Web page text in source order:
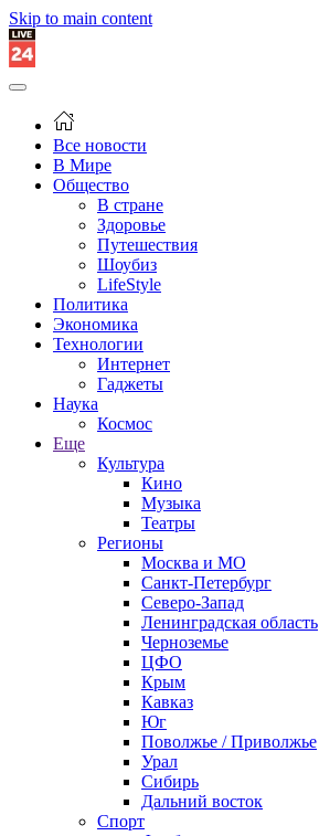
Skip to main content
Все новости
В Мире
Общество
В стране
Здоровье
Путешествия
Шоубиз
LifeStyle
Политика
Экономика
Технологии
Интернет
Гаджеты
Наука
Космос
Еще
Культура
Кино
Музыка
Театры
Регионы
Москва и МО
Санкт-Петербург
Северо-Запад
Ленинградская область
Черноземье
ЦФО
Крым
Кавказ
Юг
Поволжье / Приволжье
Урал
Сибирь
Дальний восток
Спорт